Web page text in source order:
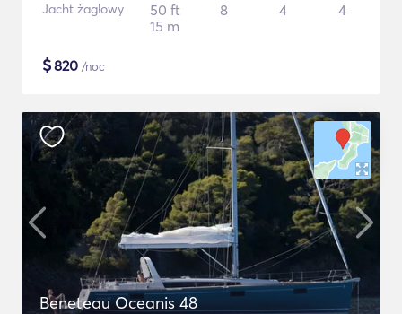
Jacht żaglowy
50 ft
15 m
8 4 4
$820 /noc
Beneteau Oceanis 48